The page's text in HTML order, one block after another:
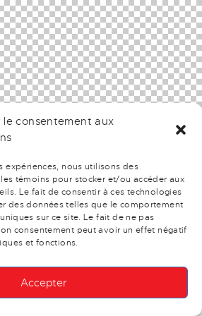
le consentement aux
expériences, nous utilisons des
témoins pour stocker et/ou accéder aux
Le fait de consentir à ces technologies
des données telles que le comportement
sur ce site. Le fait de ne pas
consentement peut avoir un effet négatif
et fonctions.
Accepter